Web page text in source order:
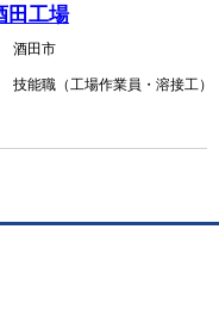
工場
酒田市
技能職（工場作業員・溶接工）